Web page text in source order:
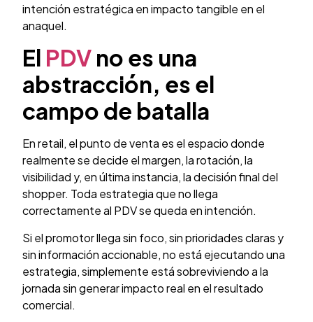
intención estratégica en impacto tangible en el
anaquel.
El PDV no es una
abstracción, es el
campo de batalla
En retail, el punto de venta es el espacio donde
realmente se decide el margen, la rotación, la
visibilidad y, en última instancia, la decisión final del
shopper. Toda estrategia que no llega
correctamente al PDV se queda en intención.
Si el promotor llega sin foco, sin prioridades claras y
sin información accionable, no está ejecutando una
estrategia, simplemente está sobreviviendo a la
jornada sin generar impacto real en el resultado
comercial.